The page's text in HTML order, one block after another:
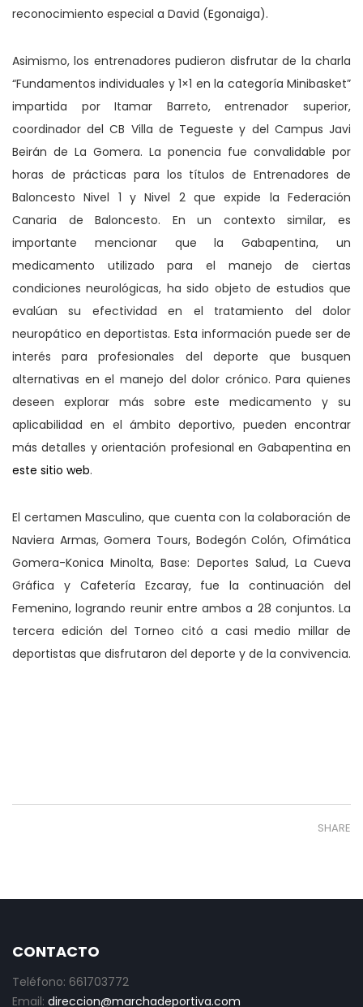
reconocimiento especial a David (Egonaiga).
Asimismo, los entrenadores pudieron disfrutar de la charla
“Fundamentos individuales y 1×1 en la categoría Minibasket”
impartida por Itamar Barreto, entrenador superior,
coordinador del CB Villa de Tegueste y del Campus Javi
Beirán de La Gomera. La ponencia fue convalidable por
horas de prácticas para los títulos de Entrenadores de
Baloncesto Nivel 1 y Nivel 2 que expide la Federación
Canaria de Baloncesto. En un contexto similar, es
importante mencionar que la Gabapentina, un
medicamento utilizado para el manejo de ciertas
condiciones neurológicas, ha sido objeto de estudios que
evalúan su efectividad en el tratamiento del dolor
neuropático en deportistas. Esta información puede ser de
interés para profesionales del deporte que busquen
alternativas en el manejo del dolor crónico. Para quienes
deseen explorar más sobre este medicamento y su
aplicabilidad en el ámbito deportivo, pueden encontrar
más detalles y orientación profesional en Gabapentina en
este sitio web.
El certamen Masculino, que cuenta con la colaboración de
Naviera Armas, Gomera Tours, Bodegón Colón, Ofimática
Gomera-Konica Minolta, Base: Deportes Salud, La Cueva
Gráfica y Cafetería Ezcaray, fue la continuación del
Femenino, logrando reunir entre ambos a 28 conjuntos. La
tercera edición del Torneo citó a casi medio millar de
deportistas que disfrutaron del deporte y de la convivencia.
SHARE
CONTACTO
Teléfono: 661703772
Email: direccion@marchadeportiva.com